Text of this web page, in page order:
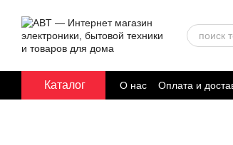
Каталог О нас Оплата и
Договор публичной